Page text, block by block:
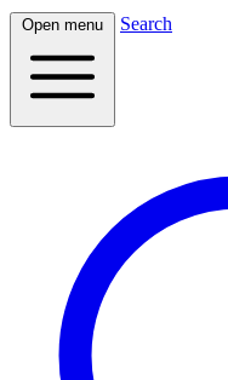
Open menu Search